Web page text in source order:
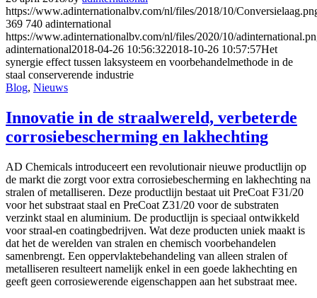
https://www.adinternationalbv.com/nl/files/2018/10/
369 740 adinternational
https://www.adinternationalbv.com/nl/files/2020/10/
adinternational2018-04-26 10:56:322018-10-26 10:57:57Het
synergie effect tussen laksysteem en voorbehandelmethode in de
staal conserverende industrie
Blog, Nieuws
Innovatie in de straalwereld, verbeterde
corrosiebescherming en lakhechting
AD Chemicals introduceert een revolutionair nieuwe productlijn op
de markt die zorgt voor extra corrosiebescherming en lakhechting na
stralen of metalliseren. Deze productlijn bestaat uit PreCoat F31/20
voor het substraat staal en PreCoat Z31/20 voor de substraten
verzinkt staal en aluminium. De productlijn is speciaal ontwikkeld
voor straal-en coatingbedrijven. Wat deze producten uniek maakt is
dat het de werelden van stralen en chemisch voorbehandelen
samenbrengt. Een oppervlaktebehandeling van alleen stralen of
metalliseren resulteert namelijk enkel in een goede lakhechting en
geeft geen corrosiewerende eigenschappen aan het substraat mee.